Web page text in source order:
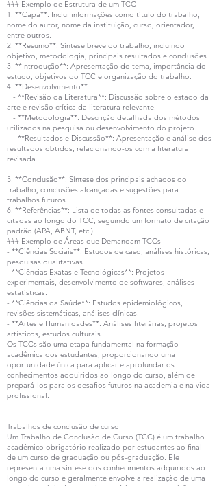
### Exemplo de Estrutura de um TCC
1. **Capa**: Inclui informações como título do trabalho,
nome do autor, nome da instituição, curso, orientador,
entre outros.
2. **Resumo**: Síntese breve do trabalho, incluindo
objetivo, metodologia, principais resultados e conclusões.
3. **Introdução**: Apresentação do tema, importância do
estudo, objetivos do TCC e organização do trabalho.
4. **Desenvolvimento**:
- **Revisão da Literatura**: Discussão sobre o estado da
arte e revisão crítica da literatura relevante.
- **Metodologia**: Descrição detalhada dos métodos
utilizados na pesquisa ou desenvolvimento do projeto.
- **Resultados e Discussão**: Apresentação e análise dos
resultados obtidos, relacionando-os com a literatura
revisada.
5. **Conclusão**: Síntese dos principais achados do
trabalho, conclusões alcançadas e sugestões para
trabalhos futuros.
6. **Referências**: Lista de todas as fontes consultadas e
citadas ao longo do TCC, seguindo um formato de citação
padrão (APA, ABNT, etc.).
### Exemplo de Áreas que Demandam TCCs
- **Ciências Sociais**: Estudos de caso, análises históricas,
pesquisas qualitativas.
- **Ciências Exatas e Tecnológicas**: Projetos
experimentais, desenvolvimento de softwares, análises
estatísticas.
- **Ciências da Saúde**: Estudos epidemiológicos,
revisões sistemáticas, análises clínicas.
- **Artes e Humanidades**: Análises literárias, projetos
artísticos, estudos culturais.
Os TCCs são uma etapa fundamental na formação
acadêmica dos estudantes, proporcionando uma
oportunidade única para aplicar e aprofundar os
conhecimentos adquiridos ao longo do curso, além de
prepará-los para os desafios futuros na academia e na vida
profissional.
Trabalhos de conclusão de curso
Um Trabalho de Conclusão de Curso (TCC) é um trabalho
acadêmico obrigatório realizado por estudantes ao final
de um curso de graduação ou pós-graduação. Ele
representa uma síntese dos conhecimentos adquiridos ao
longo do curso e geralmente envolve a realização de uma